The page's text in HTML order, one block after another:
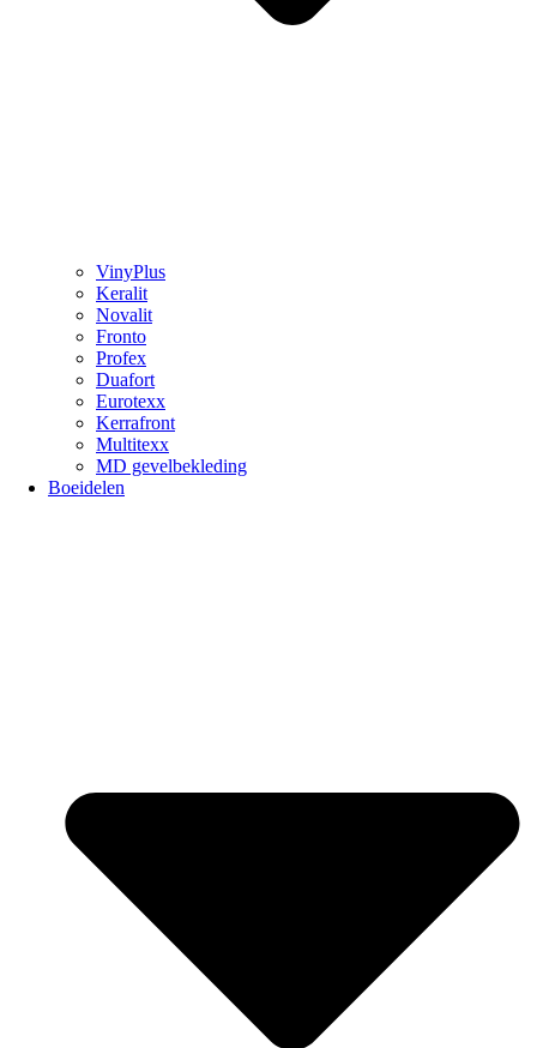
VinyPlus
Keralit
Novalit
Fronto
Profex
Duafort
Eurotexx
Kerrafront
Multitexx
MD gevelbekleding
Boeidelen